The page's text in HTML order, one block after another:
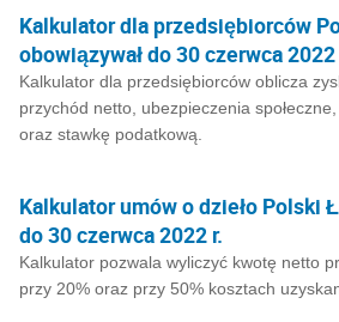
Kalkulator dla przedsiębiorców
obowiązywał do 30 czerwca 2022
Kalkulator dla przedsiębiorców oblicza
przychód netto, ubezpieczenia
oraz stawkę podatkową.
Kalkulator umów o dzieło Polski
do 30 czerwca 2022 r.
Kalkulator pozwala wyliczyć kwotę netto
przy 20% oraz przy 50% kosztach